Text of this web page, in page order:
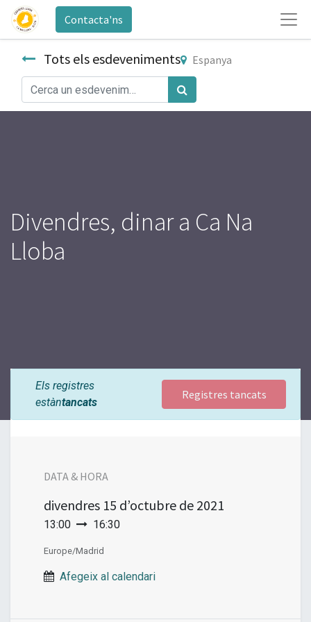
Contacta'ns
Tots els esdeveniments Espanya
Divendres, dinar a Ca Na
Lloba
Els registres
estàntancats
Registres tancats
DATA & HORA
divendres 15 d’octubre de 2021
13:00 16:30
Europe/Madrid
Afegeix al calendari